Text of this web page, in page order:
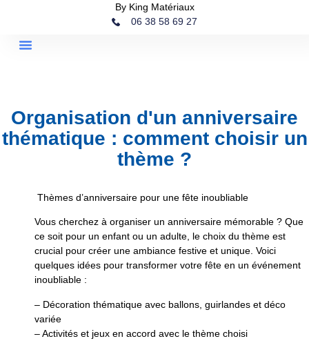
By King Matériaux
06 38 58 69 27
Organisation d'un anniversaire
thématique : comment choisir un
thème ?
Thèmes d’anniversaire pour une fête inoubliable
Vous cherchez à organiser un anniversaire mémorable ? Que
ce soit pour un enfant ou un adulte, le choix du thème est
crucial pour créer une ambiance festive et unique. Voici
quelques idées pour transformer votre fête en un événement
inoubliable :
– Décoration thématique avec ballons, guirlandes et déco
variée
– Activités et jeux en accord avec le thème choisi